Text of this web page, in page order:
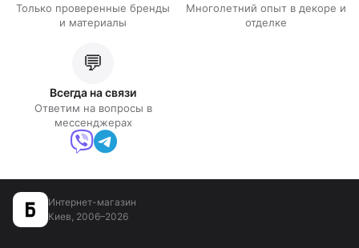
Только проверенные бренды
и материалы
Многолетний опыт в декоре и
отделке
💬
Всегда на связи
Ответим на вопросы в
мессенджерах
Интернет-магазин
Киев, 2006–2026